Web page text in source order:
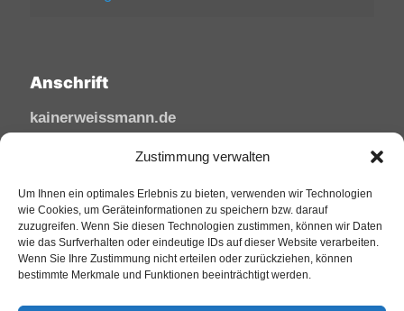
Zustimmung verwalten
Um Ihnen ein optimales Erlebnis zu bieten, verwenden wir Technologien
wie Cookies, um Geräteinformationen zu speichern bzw. darauf
zuzugreifen. Wenn Sie diesen Technologien zustimmen, können wir Daten
wie das Surfverhalten oder eindeutige IDs auf dieser Website verarbeiten.
Wenn Sie Ihre Zustimmung nicht erteilen oder zurückziehen, können
bestimmte Merkmale und Funktionen beeinträchtigt werden.
Anschrift
kainerweissmann.de
Linzhausenstraße
Deutschland
Tel: 02644/945 81 88
Mail: kai@sfw-media.de